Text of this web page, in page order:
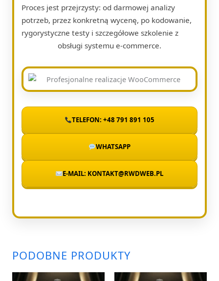
Proces jest przejrzysty: od darmowej analizy
potrzeb, przez konkretną wycenę, po kodowanie,
rygorystyczne testy i szczegółowe szkolenie z
obsługi systemu e-commerce.
TELEFON: +48 791 891 105
WHATSAPP
E-MAIL: KONTAKT@RWDWEB.PL
PODOBNE PRODUKTY